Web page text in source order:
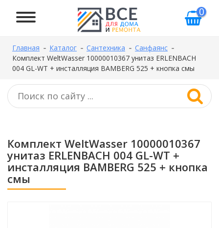
0
Главная Каталог Сантехника
Санфаянс
Комплект WeltWasser 10000010367 унитаз ERLENBACH
004 GL-WT + инсталляция BAMBERG 525 + кнопка смы
Комплект WeltWasser 10000010367
унитаз ERLENBACH 004 GL-WT +
инсталляция BAMBERG 525 + кнопка
смы